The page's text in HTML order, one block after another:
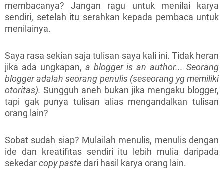
membacanya? Jangan ragu untuk menilai karya
sendiri, setelah itu serahkan kepada pembaca untuk
menilainya.
Saya rasa sekian saja tulisan saya kali ini. Tidak heran
jika ada ungkapan, a blogger is an author... Seorang
blogger adalah seorang penulis (seseorang yg memiliki
otoritas).Sungguh aneh bukan jika mengaku blogger,
tapi gak punya tulisan alias mengandalkan tulisan
orang lain?
Sobat sudah siap? Mulailah menulis, menulis dengan
ide dan kreatifitas sendiri itu lebih mulia daripada
sekedarcopy pastedari hasil karya orang lain.